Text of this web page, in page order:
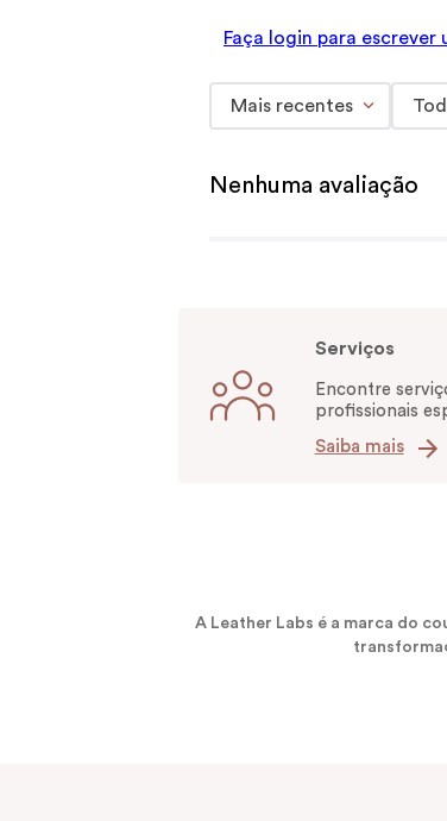
Faça login para escrever
Mais recentes
Nenhuma avaliação
Serviços
Encontre
profissionais
Saiba mais
A Leather Labs é a marca do